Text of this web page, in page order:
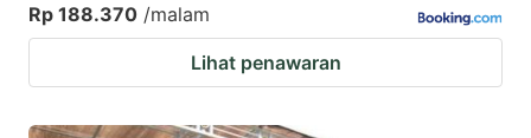
Rp 188.370 /malam
Lihat penawaran